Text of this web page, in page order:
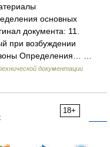
основных
документа: 11.
при возбуждении
зоны Определения… …
документации
18+